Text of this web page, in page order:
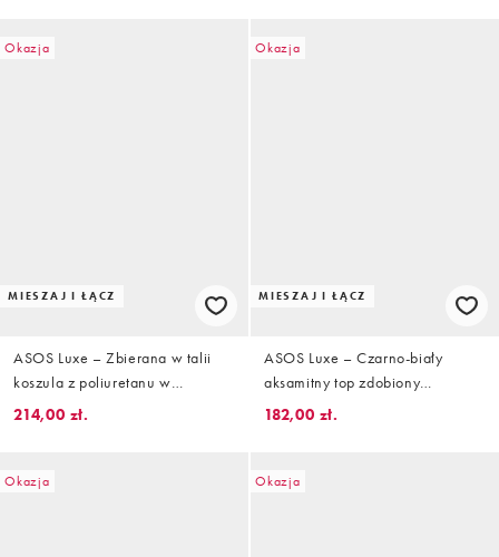
Okazja
MIESZAJ I ŁĄCZ
ASOS Luxe – Zbierana w talii
koszula z poliuretanu w
kwiatowy wzór, część zestawu
214,00 zł.
Okazja
MIESZAJ I ŁĄCZ
ASOS Luxe – Czarno-biały
aksamitny top zdobiony
perełkami z odkrytymi ramionami
182,00 zł.
Okazja Okazja